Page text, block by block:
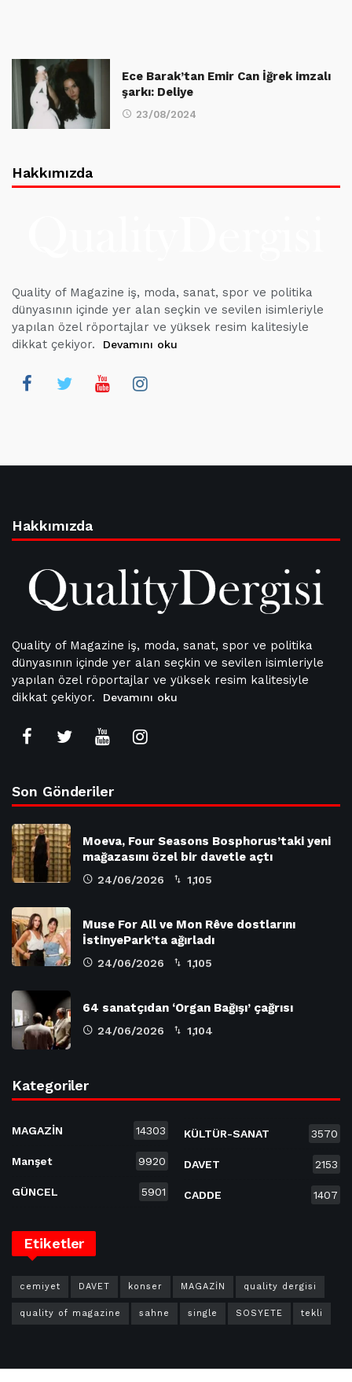
Ece Barak’tan Emir Can İğrek imzalı
şarkı: Deliye
23/08/2024
Hakkımızda
Quality of Magazine iş, moda, sanat, spor ve politika
dünyasının içinde yer alan seçkin ve sevilen isimleriyle
yapılan özel röportajlar ve yüksek resim kalitesiyle
dikkat çekiyor.
Devamını oku
Hakkımızda
Quality of Magazine iş, moda, sanat, spor ve politika
dünyasının içinde yer alan seçkin ve sevilen isimleriyle
yapılan özel röportajlar ve yüksek resim kalitesiyle
dikkat çekiyor.
Devamını oku
Son Gönderiler
Moeva, Four Seasons Bosphorus’taki yeni
mağazasını özel bir davetle açtı
24/06/2026 1,105
Muse For All ve Mon Rêve dostlarını
İstinyePark’ta ağırladı
24/06/2026 1,105
64 sanatçıdan ‘Organ Bağışı’ çağrısı
24/06/2026 1,104
Kategoriler
MAGAZİN 14303
Manşet 9920
GÜNCEL 5901
KÜLTÜR-SANAT 3570
DAVET 2153
CADDE 1407
Etiketler
cemiyet DAVET konser MAGAZİN quality dergisi
quality of magazine sahne single SOSYETE tekli